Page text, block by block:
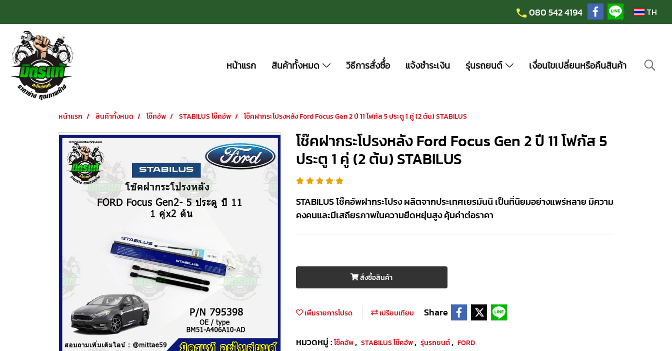
080 542 4194 TH
หน้าแรก สินค้าทั้งหมด วิธีการสั่งซื้่อ แจ้งชำระเงิน รุ่นรถยนต์ เงื่อนไขเปลี่ยนหรือคืนสินค้า
หน้าแรก สินค้าทั้งหมด โช๊คอัพ STABILUS โช๊คอัพ โช๊คฝากระโปรงหลัง Ford Focus Gen 2 ปี 11 โฟกัส 5 ประตู 1 คู่ (2 ต้น) STABILUS
โช๊คฝากระโปรงหลัง Ford Focus Gen 2 ปี 11 โฟกัส 5
ประตู 1 คู่ (2 ต้น) STABILUS
STABILUS โช๊คอัพฝากระโปรง ผลิตจากประเทศเยรมันนี เป็นที่นิยมอย่างแพร่หลาย มีความ
คงคนและมีเสถียรภาพในความยืดหยุ่นสูง คุ้มค่าต่อราคา
สั่งซื้อสินค้า
เพิ่มรายการโปรด เปรียบเทียบ Share
หมวดหมู่ :โช๊คอัพ, STABILUS โช๊คอัพ, รุ่นรถยนต์, FORD